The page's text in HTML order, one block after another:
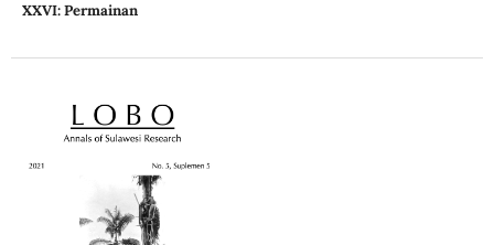
XXVI: Permainan